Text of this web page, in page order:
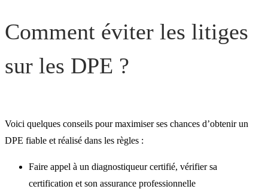
Comment éviter les litiges
sur les DPE ?
Voici quelques conseils pour maximiser ses chances d’obtenir un
DPE fiable et réalisé dans les règles :
Faire appel à un diagnostiqueur certifié, vérifier sa
certification et son assurance professionnelle